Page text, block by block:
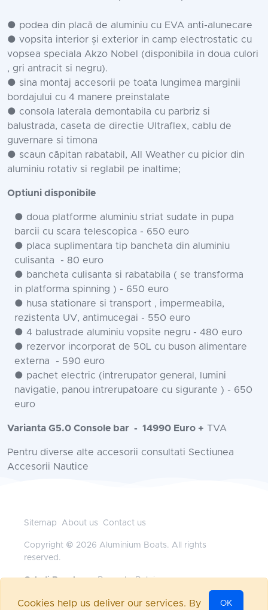
● podea din placă de aluminiu cu EVA anti-alunecare
● vopsita interior și exterior in camp electrostatic cu
vopsea speciala Akzo Nobel (disponibila in doua culori
, gri antracit si negru).
● sina montaj accesorii pe toata lungimea marginii
bordajului cu 4 manere preinstalate
● consola laterala demontabila cu parbriz si
balustrada, caseta de directie Ultraflex, cablu de
guvernare si timona
● scaun căpitan rabatabil, All Weather cu picior din
aluminiu rotativ si reglabil pe inaltime;
Optiuni disponibile
● doua platforme aluminiu striat sudate in pupa
barcii cu scara telescopica - 650 euro
● placa suplimentara tip bancheta din aluminiu
culisanta - 80 euro
● bancheta culisanta si rabatabila ( se transforma
in platforma spinning ) - 650 euro
● husa stationare si transport , impermeabila,
rezistenta UV, antimucegai - 550 euro
● 4 balustrade aluminiu vopsite negru - 480 euro
● rezervor incorporat de 50L cu buson alimentare
externa - 590 euro
● pachet electric (intrerupator general, lumini
navigatie, panou intrerupatoare cu sigurante ) - 650
euro
Varianta G5.0 Console bar - 14990 Euro + TVA
Pentru diverse alte accesorii consultati Sectiunea
Accesorii Nautice
Sitemap About us Contact us
Copyright © 2026 Aluminium Boats. All rights
reserved.
Geladi Benelux— Brussels, Belgium
office@aluminium-boats.be
Powered bynopCommerce
Cookies help us deliver our services. By OK